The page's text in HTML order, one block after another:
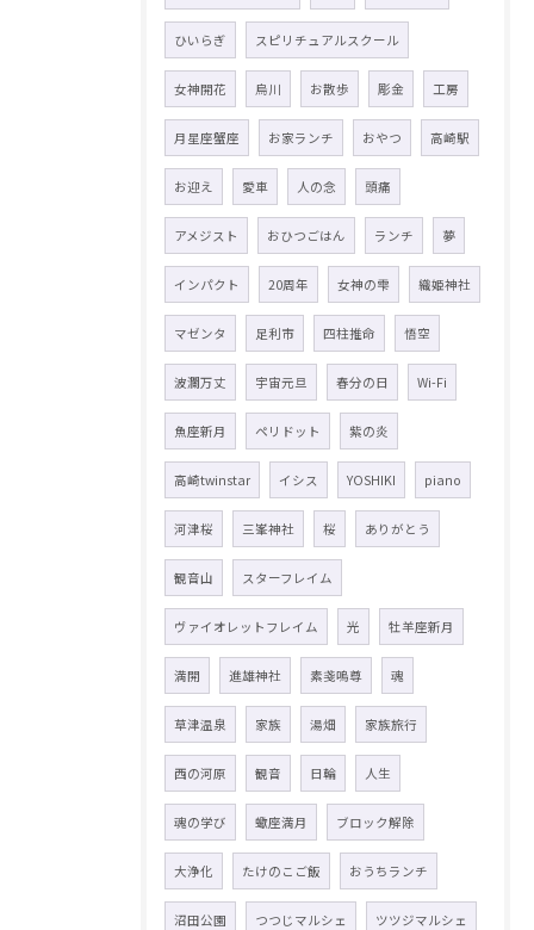
ひいらぎ スピリチュアルスクール
女神開花 烏川 お散歩 彫金 工房
月星座蟹座 お家ランチ おやつ 高崎駅
お迎え 愛車 人の念 頭痛
アメジスト おひつごはん ランチ 夢
インパクト 20周年 女神の雫 織姫神社
マゼンタ 足利市 四柱推命 悟空
波瀾万丈 宇宙元旦 春分の日 Wi-Fi
魚座新月 ペリドット 紫の炎
高崎twinstar イシス YOSHIKI piano
河津桜 三峯神社 桜 ありがとう
観音山 スターフレイム
ヴァイオレットフレイム 光 牡羊座新月
満開 進雄神社 素戔嗚尊 魂
草津温泉 家族 湯畑 家族旅行
西の河原 観音 日輪 人生
魂の学び 蠍座満月 ブロック解除
大浄化 たけのこご飯 おうちランチ
沼田公園 つつじマルシェ ツツジマルシェ